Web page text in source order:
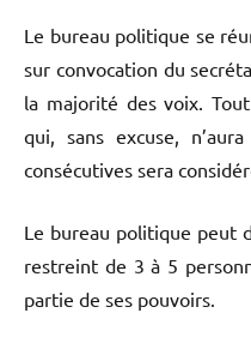
Le bureau politique se
sur convocation du
la majorité des voix.
qui, sans excuse,
consécutives sera
Le bureau politique peut
restreint de 3 à 5
partie de ses pouvoirs.